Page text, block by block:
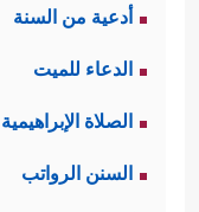
أدعية من السنة
الدعاء للميت
الصلاة الإبراهيمية
السنن الرواتب